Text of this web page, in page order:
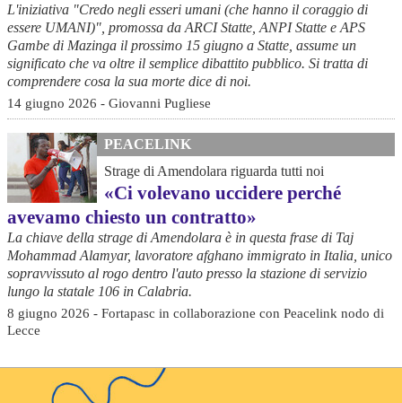
L'iniziativa "Credo negli esseri umani (che hanno il coraggio di
essere UMANI)", promossa da ARCI Statte, ANPI Statte e APS
Gambe di Mazinga il prossimo 15 giugno a Statte, assume un
significato che va oltre il semplice dibattito pubblico. Si tratta di
comprendere cosa la sua morte dice di noi.
14 giugno 2026 - Giovanni Pugliese
PEACELINK
Strage di Amendolara riguarda tutti noi
«Ci volevano uccidere perché
avevamo chiesto un contratto»
La chiave della strage di Amendolara è in questa frase di Taj
Mohammad Alamyar, lavoratore afghano immigrato in Italia, unico
sopravvissuto al rogo dentro l'auto presso la stazione di servizio
lungo la statale 106 in Calabria.
8 giugno 2026 - Fortapasc in collaborazione con Peacelink nodo di
Lecce